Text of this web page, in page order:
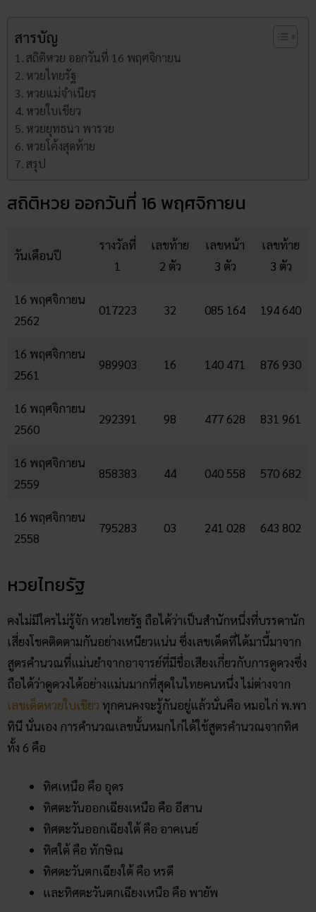
สารบัญ
สถิติหวย ออกวันที่ 16 พฤศจิกายน
หวยไทยรัฐ
หวยแม่จำเนียร
หวยใบเขียว
หวยยุทธนา พารวย
หวยโค้งสุดท้าย
สรุป
สถิติหวย ออกวันที่ 16 พฤศจิกายน
วันเดือนปี
รางวัลที่
1
เลขท้าย
2 ตัว
เลขหน้า
3 ตัว
เลขท้าย
3 ตัว
16 พฤศจิกายน
2562
017223 32 085 164 194 640
16 พฤศจิกายน
2561
989903 16 140 471 876 930
16 พฤศจิกายน
2560
292391 98 477 628 831 961
16 พฤศจิกายน
2559
858383 44 040 558 570 682
16 พฤศจิกายน
2558
795283 03 241 028 643 802
หวยไทยรัฐ
คงไม่มีใครไม่รู้จัก หวยไทยรัฐ ถือได้ว่าเป็นสำนักหนึ่งที่บรรดานัก
เสี่ยงโชคติดตามกันอย่างเหนียวแน่น ซึ่งเลขเด็ดที่ได้มานี้มาจาก
สูตรคำนวณที่แม่นยำจากอาจารย์ที่มีชื่อเสียงเกี่ยวกับการดูดวงซึ่ง
ถือได้ว่าดูดวงได้อย่างแม่นมากที่สุดในไทยคนหนึ่ง ไม่ต่างจาก
เลขเด็ดหวยใบเขียว ทุกคนคงจะรู้กันอยู่แล้วนั่นคือ หมอไก่ พ.พา
ทินี นั่นเอง การคำนวณเลขนั้นหมกไก่ได้ใช้สูตรคำนวณจากทิศ
ทั้ง 6 คือ
ทิศเหนือ คือ อุดร
ทิศตะวันออกเฉียงเหนือ คือ อีสาน
ทิศตะวันออกเฉียงใต้ คือ อาคเนย์
ทิศใต้ คือ ทักษิณ
ทิศตะวันตกเฉียงใต้ คือ หรดี
และทิศตะวันตกเฉียงเหนือ คือ พายัพ